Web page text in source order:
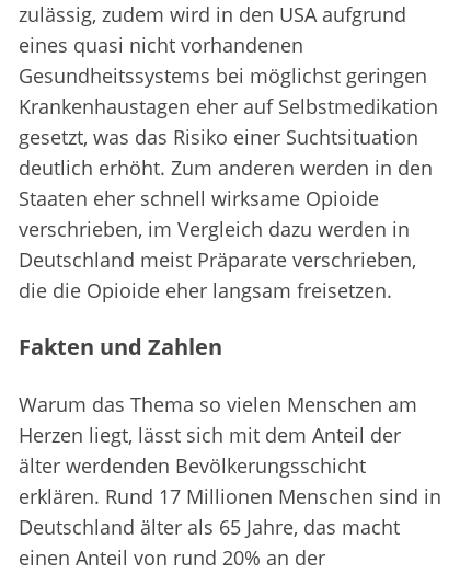
zulässig, zudem wird in den USA aufgrund
eines quasi nicht vorhandenen
Gesundheitssystems bei möglichst geringen
Krankenhaustagen eher auf Selbstmedikation
gesetzt, was das Risiko einer Suchtsituation
deutlich erhöht. Zum anderen werden in den
Staaten eher schnell wirksame Opioide
verschrieben, im Vergleich dazu werden in
Deutschland meist Präparate verschrieben,
die die Opioide eher langsam freisetzen.
Fakten und Zahlen
Warum das Thema so vielen Menschen am
Herzen liegt, lässt sich mit dem Anteil der
älter werdenden Bevölkerungsschicht
erklären. Rund 17 Millionen Menschen sind in
Deutschland älter als 65 Jahre, das macht
einen Anteil von rund 20% an der